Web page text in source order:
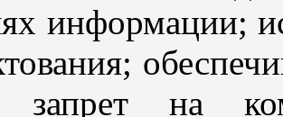
информации;
запрет на